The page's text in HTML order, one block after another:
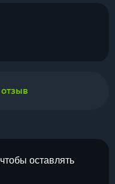
оставлять